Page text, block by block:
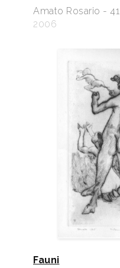
Amato Rosario - 41
2006
Fauni